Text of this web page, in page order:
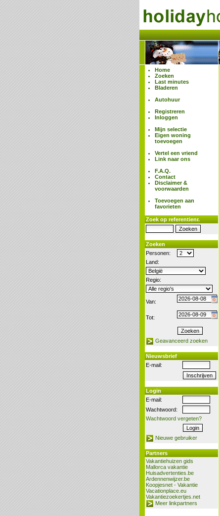
Home
Zoeken
Last minutes
Bladeren
Autohuur
Registreren
Inloggen
Mijn selectie
Eigen woning
toevoegen
Vertel een vriend
Link naar ons
F.A.Q.
Contact
Disclaimer &
voorwaarden
Toevoegen aan
favorieten
Zoek op referentienr.
Zoeken
Personen:
Land:
Regio:
Van:
Tot:
Geavanceerd zoeken
Nieuwsbrief
E-mail:
Login
E-mail:
Wachtwoord:
Wachtwoord vergeten?
Nieuwe gebruiker
Partners
Vakantiehuizen gids
Mallorca vakantie
Huisadvertenties.be
Ardennenwijzer.be
Koopjesnet - Vakantie
Vacationplace.eu
Vakantiezoekertjes.net
Meer linkpartners